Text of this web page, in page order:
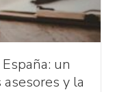
un
y la